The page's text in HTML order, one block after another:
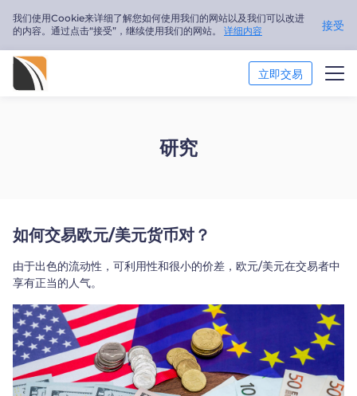
我们使用Cookie来详细了解您如何使用我们的网站以及我们可以改进
的内容。通过点击“接受”，继续使用我们的网站。 详细内容 接受
立即交易
简体中文
研究
如何交易欧元/美元货币对？
由于出色的流动性，可利用性和很小的价差，欧元/美元在交易者中
享有正当的人气。